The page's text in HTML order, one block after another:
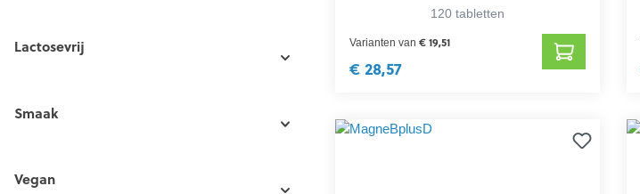
Lactosevrij
Smaak
Vegan
120 tabletten
Varianten van € 19,51
€ 28,57